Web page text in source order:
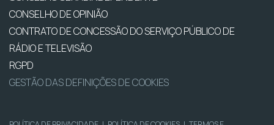
CONSELHO DE OPINIÃO
CONTRATO DE CONCESSÃO DO SERVIÇO PÚBLICO DE
RÁDIO E TELEVISÃO
RGPD
GESTÃO DAS DEFINIÇÕES DE COOKIES